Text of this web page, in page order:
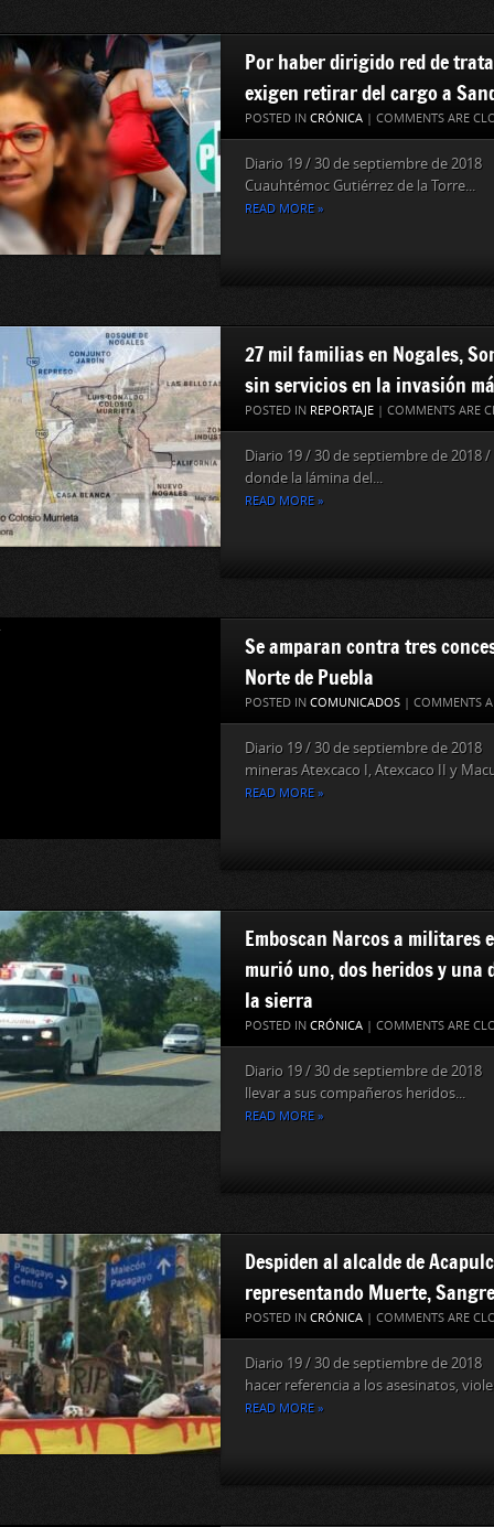
Por haber dirigido red de
exigen retirar del cargo a
POSTED IN CRÓNICA | COMMENTS ARE
Diario 19 / 30 de septiembre de 2018
Cuauhtémoc Gutiérrez de la Torre...
READ MORE »
27 mil familias en Nogales,
sin servicios en la invasión
POSTED IN REPORTAJE | COMMENTS ARE
Diario 19 / 30 de septiembre de
donde la lámina del...
READ MORE »
Se amparan contra tres
Norte de Puebla
POSTED IN COMUNICADOS | COMMENTS
Diario 19 / 30 de septiembre de
mineras Atexcaco I, Atexcaco II y
READ MORE »
Emboscan Narcos a militares
murió uno, dos heridos y una
la sierra
POSTED IN CRÓNICA | COMMENTS ARE
Diario 19 / 30 de septiembre de
llevar a sus compañeros heridos...
READ MORE »
Despiden al alcalde de
representando Muerte,
POSTED IN CRÓNICA | COMMENTS ARE
Diario 19 / 30 de septiembre de
hacer referencia a los asesinatos,
READ MORE »